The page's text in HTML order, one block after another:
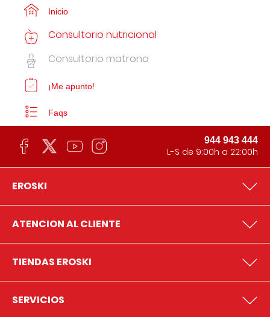
Inicio
Consultorio nutricional
Consultorio matrona
¡Me apunto!
Faqs
944 943 444
L-S de 9:00h a 22:00h
EROSKI
ATENCION AL CLIENTE
TIENDAS EROSKI
SERVICIOS